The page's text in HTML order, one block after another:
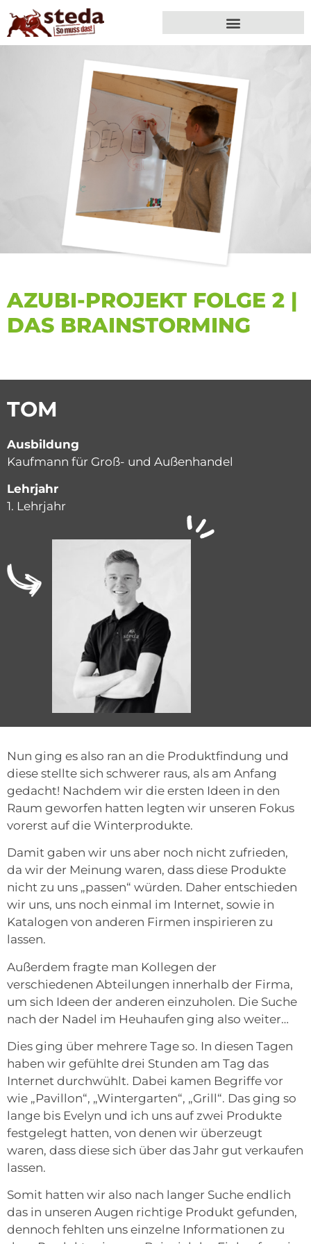
AZUBI-PROJEKT FOLGE 2 |
DAS BRAINSTORMING
Nun ging es also ran an die Produktfindung und
diese stellte sich schwerer raus, als am Anfang
gedacht! Nachdem wir die ersten Ideen in den
Raum geworfen hatten legten wir unseren Fokus
vorerst auf die Winterprodukte.
Damit gaben wir uns aber noch nicht zufrieden,
da wir der Meinung waren, dass diese Produkte
nicht zu uns „passen“ würden. Daher entschieden
wir uns, uns noch einmal im Internet, sowie in
Katalogen von anderen Firmen inspirieren zu
lassen.
Außerdem fragte man Kollegen der
verschiedenen Abteilungen innerhalb der Firma,
um sich Ideen der anderen einzuholen. Die Suche
nach der Nadel im Heuhaufen ging also weiter…
Dies ging über mehrere Tage so. In diesen Tagen
haben wir gefühlte drei Stunden am Tag das
Internet durchwühlt. Dabei kamen Begriffe vor
wie „Pavillon“, „Wintergarten“, „Grill“. Das ging so
lange bis Evelyn und ich uns auf zwei Produkte
festgelegt hatten, von denen wir überzeugt
waren, dass diese sich über das Jahr gut verkaufen
lassen.
Somit hatten wir also nach langer Suche endlich
das in unseren Augen richtige Produkt gefunden,
dennoch fehlten uns einzelne Informationen zu
TOM
Ausbildung
Kaufmann für Groß- und Außenhandel
Lehrjahr
1. Lehrjahr